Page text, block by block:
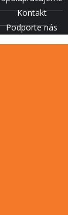
Kontakt
Podporte nás